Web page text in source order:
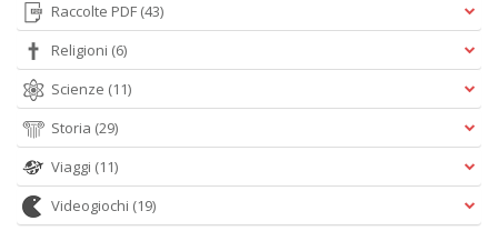
Raccolte PDF (43)
Religioni (6)
Scienze (11)
Storia (29)
Viaggi (11)
Videogiochi (19)